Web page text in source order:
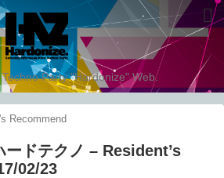
Party "Hardonize" Web.
Recommend
ードテクノ – Resident’s
02/23